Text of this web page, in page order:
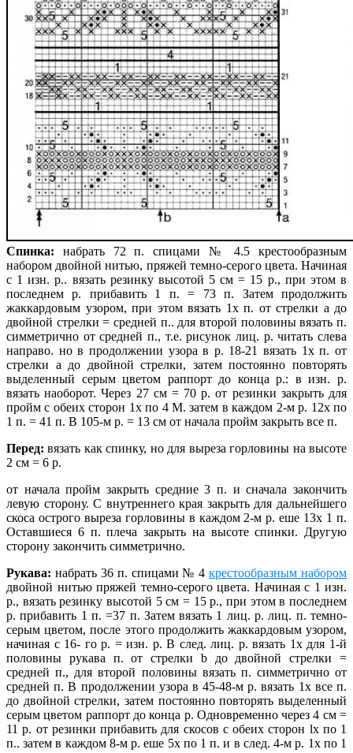
Спинка: набрать 72 п. спицами № 4.5 крестообразным
набором двойной нитью, пряжей темно-серого цвета. Начиная
с 1 изн. р.. вязать резинку высотой 5 см = 15 р., при этом в
последнем р. прибавить 1 п. = 73 п. Затем продолжить
жаккардовым узором, при этом вязать 1х п. от стрелки а до
двойной стрелки = средней п.. для второй половины вязать п.
симметрично от средней п., т.е. рисунок лиц. р. читать слева
направо. но в продолжении узора в р. 18-21 вязать 1х п. от
стрелки а до двойной стрелки, затем постоянно повторять
выделенный серым цветом раппорт до конца р.: в изн. р.
вязать наоборот. Через 27 см = 70 р. от резинки закрыть для
пройм с обеих сторон 1х по 4 М. затем в каждом 2-м р. 12х по
1 п. = 41 п. В 105-м р. = 13 см от начала пройм закрыть все п.
Перед: вязать как спинку, но для выреза горловины на высоте
2 см = 6 р.
от начала пройм закрыть средние 3 п. и сначала закончить
левую сторону. С внутреннего края закрыть для дальнейшего
скоса острого выреза горловины в каждом 2-м р. еше 13х 1 п.
Оставшиеся 6 п. плеча закрыть на высоте спинки. Другую
сторону закончить симметрично.
Рукава: набрать 36 п. спицами № 4крестообразным набором
двойной нитью пряжей темно-серого цвета. Начиная с 1 изн.
р., вязать резинку высотой 5 см = 15 р., при этом в последнем
р. прибавить 1 п. =37 п. Затем вязать 1 лиц. р. лиц. п. темно-
серым цветом, после этого продолжить жаккардовым узором,
начиная с 16- го р. = изн. р. В след. лиц. р. вязать 1х для 1-й
половины рукава п. от стрелки b до двойной стрелки =
средней п., для второй половины вязать п. симметрично от
средней п. В продолжении узора в 45-48-м р. вязать 1х все п.
до двойной стрелки, затем постоянно повторять выделенный
серым цветом раппорт до конца р. Одновременно через 4 см =
11 р. от резинки прибавить для скосов с обеих сторон lx по 1
п.. затем в каждом 8-м р. еше 5х по 1 п. и в след. 4-м p. 1x по 1